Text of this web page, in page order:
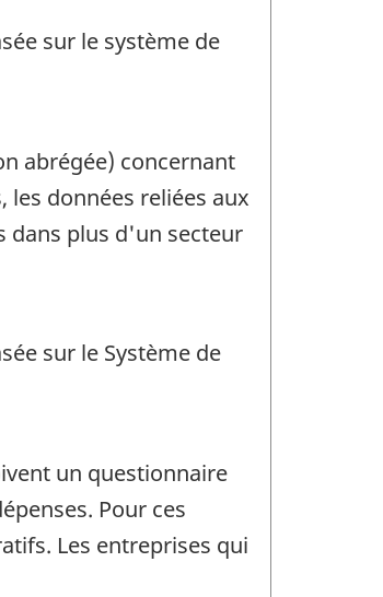
sur le système de
abrégée) concernant
les données reliées aux
dans plus d'un secteur
sur le Système de
un questionnaire
Pour ces
Les entreprises qui